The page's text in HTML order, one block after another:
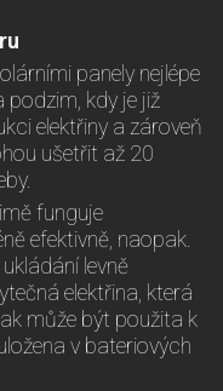
panely nejlépe
podzim, kdy je již
elektřiny a zároveň
ušetřit až 20
funguje
efektivně, naopak.
levně
elektřina, která
může být použita k
v bateriových